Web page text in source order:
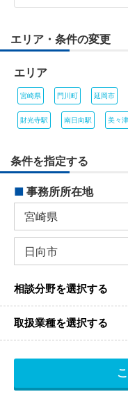
エリア・条件の変更
エリア
宮崎県 門川町 延岡市
財光寺駅 南日向駅 美々
条件を指定する
■ 事務所所在地
相談分野を選択する
取扱業種を選択する